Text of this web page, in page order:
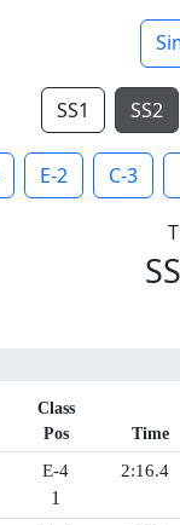
SS1 SS2
E-2 C-3
Class
Pos
Time
E-4
1
2:16.4